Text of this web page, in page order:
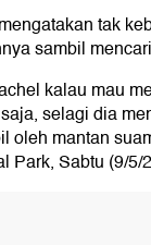
tak
sambil
kalau mau
selagi dia
oleh mantan
Park, Sabtu (9/5/